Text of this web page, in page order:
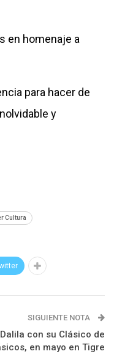
en homenaje a
para hacer de
y
Cultura
SIGUIENTE NOTA
Dalila con su Clásico de
en mayo en Tigre